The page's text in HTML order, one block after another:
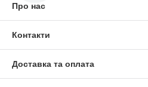
Про нас
Контакти
Доставка та оплата